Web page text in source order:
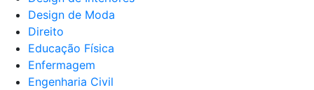
Design de Moda
Direito
Educação Física
Enfermagem
Engenharia Civil